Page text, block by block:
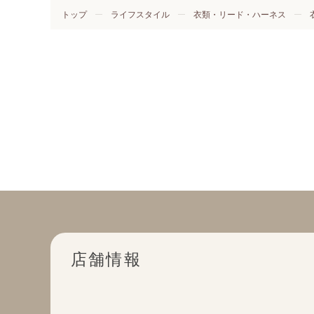
トップ ライフスタイル 衣類・リード・ハーネス
店舗情報